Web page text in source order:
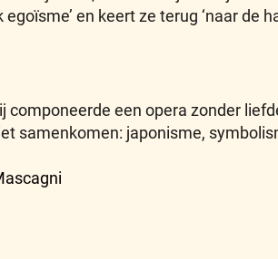
en keert ze terug ‘naar de
een opera zonder
samenkomen: japonisme,